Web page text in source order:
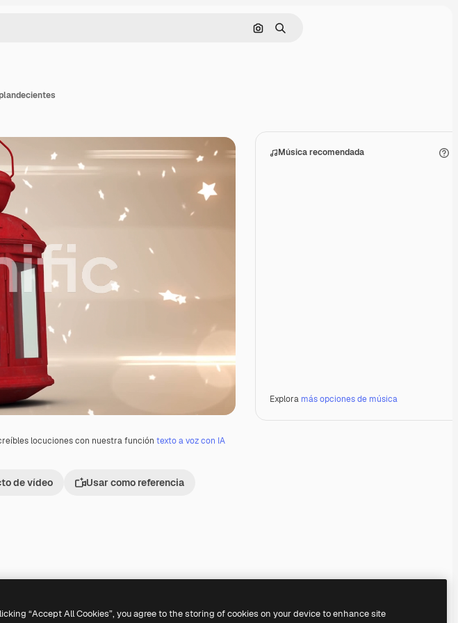
Buscar por imagen
Buscar
locuciones con nuestra función texto a voz con IA
de vídeo Usar como referencia
Música recomendada
Explora más opciones de música
“Accept All Cookies”, you agree to the storing of cookies on your device to enhance site